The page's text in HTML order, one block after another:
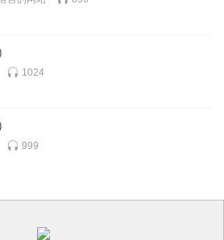
1024
999